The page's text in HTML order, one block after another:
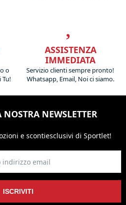
o
ASSISTENZA
IMMEDIATA
Servizio clienti sempre pronto!
Whatsapp, Email, Noi ci siamo.
NEWSLETTER
e scontiesclusivi di Sportlet!
ISCRIVITI